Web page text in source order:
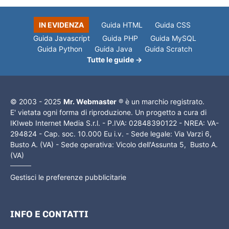
IN EVIDENZA Guida HTML
Guida CSS
Guida Javascript
Guida PHP
Guida MySQL
Guida Python
Guida Java
Guida Scratch
Tutte le guide →
© 2003 - 2025 Mr. Webmaster ® è un marchio registrato.
E' vietata ogni forma di riproduzione. Un progetto a cura di
IKIweb Internet Media S.r.l. - P.IVA: 02848390122 - NREA: VA-
294824 - Cap. soc. 10.000 Eu i.v. - Sede legale: Via Varzi 6,
Busto A. (VA) - Sede operativa: Vicolo dell'Assunta 5, Busto A.
(VA)
Gestisci le preferenze pubblicitarie
INFO E CONTATTI